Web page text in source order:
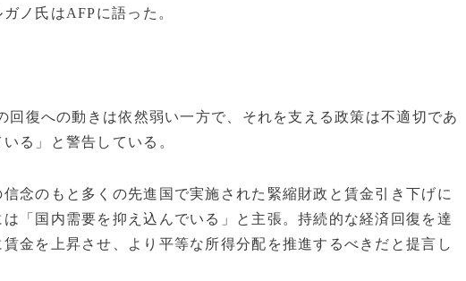
ノ氏はAFPに語った。
復への動きは依然弱い一方で、それを支える政策は不適切であ
る」と警告している。
念のもと多くの先進国で実施された緊縮財政と賃金引き下げに
「国内需要を抑え込んでいる」と主張。持続的な経済回復を達
金を上昇させ、より平等な所得分配を推進するべきだと提言し